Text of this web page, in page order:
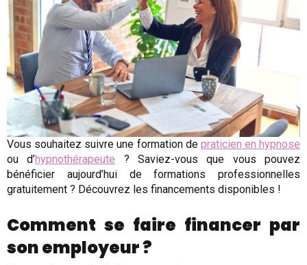
Vous souhaitez suivre une formation de praticien en hypnose
ou d’hypnothérapeute ? Saviez-vous que vous pouvez
bénéficier aujourd’hui de formations professionnelles
gratuitement ? Découvrez les financements disponibles !
Comment se faire financer par
son employeur ?